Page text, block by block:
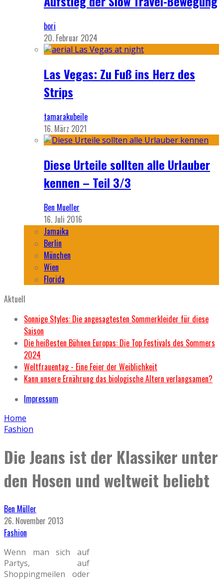
bori
20. Februar 2024
Las Vegas: Zu Fuß ins Herz des
Strips
tamarakubeile
16. März 2021
Diese Urteile sollten alle Urlauber
kennen – Teil 3/3
Ben Mueller
16. Juli 2016
Jamaika
Berlin
München
Wien
Florida
Aktuell
Sonnige Styles: Die angesagtesten Sommerkleider für diese
Saison
Die heißesten Bühnen Europas: Die Top Festivals des Sommers
2024
Weltfrauentag - Eine Feier der Weiblichkeit
Kann unsere Ernährung das biologische Altern verlangsamen?
Impressum
Home
Fashion
Die Jeans ist der Klassiker unter
den Hosen und weltweit beliebt
Ben Müller
26. November 2013
Fashion
Wenn man sich auf
Partys, auf
Shoppingmeilen oder